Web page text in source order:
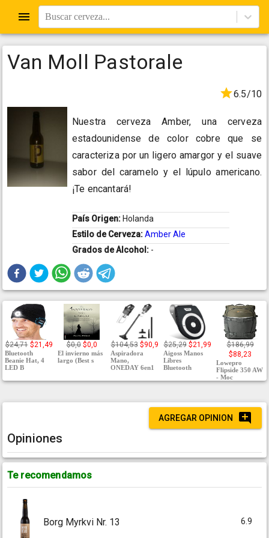
Buscar cerveza...
Van Moll Pastorale
6.5/10
Nuestra cerveza Amber, una cerveza
estadounidense de color cobre que se
caracteriza por un ligero amargor y el suave
sabor del caramelo y el lúpulo americano.
¡Te encantará!
País Origen: Holanda
Estilo de Cerveza:Amber Ale
Grados de Alcohol: -
$24,71 $21,49
Bluetooth
Beanie Hat, 4
LED B
$0,0 $0,0
El invierno más
largo (Best s
$104,53 $90,9
Aspiradora
Mano,
ONEDAY 6en1
$25,29 $21,99
Aigoss Manos
Libres
Bluetooth
$186,99
$88,23
Lowepro
Flipside 350 AW
- Moc
AGREGAR OPINION
Opiniones
Te recomendamos
Borg Myrkvi Nr. 13 6.9